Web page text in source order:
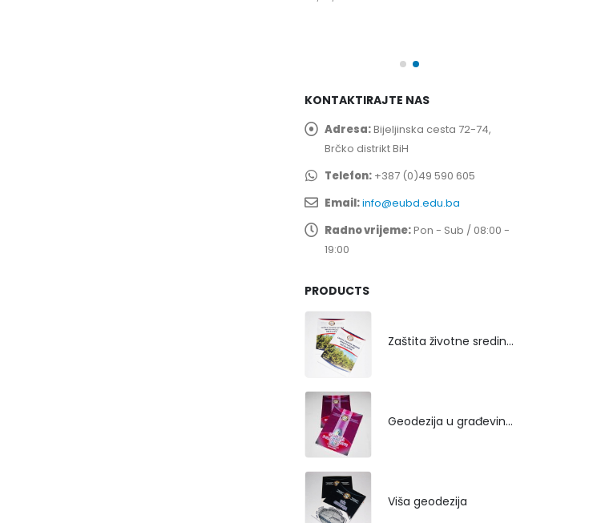
KONTAKTIRAJTE NAS
Adresa:Bijeljinska cesta 72-74,
Brčko distrikt BiH
Telefon: +387 (0)49 590 605
Email:info@eubd.edu.ba
Radno vrijeme:Pon - Sub / 08:00 -
19:00
PRODUCTS
Zaštita životne sredine rekultivacijom odlagališta
Geodezija u građevinarstvu
Viša geodezija